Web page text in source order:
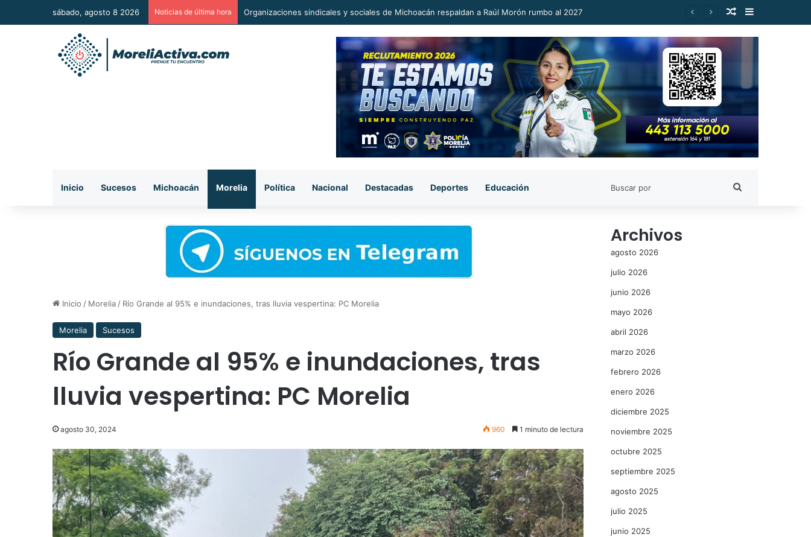
sábado, agosto 8 2026 Noticias de última hora De manera sorpresiva, pasaje del transporte público subió a 12 pesos. Publicación al
Barra lateral
Inicio Sucesos Michoacán Morelia Política Nacional Destacadas Deportes Educación
Inicio / Morelia / Río Grande al 95% e inundaciones, tras lluvia vespertina: PC Morelia
Morelia Sucesos
Río Grande al 95% e inundaciones, tras
lluvia vespertina: PC Morelia
agosto 30, 2024 960 1 minuto de lectura
Archivos
agosto 2026
julio 2026
junio 2026
mayo 2026
abril 2026
marzo 2026
febrero 2026
enero 2026
diciembre 2025
noviembre 2025
octubre 2025
septiembre 2025
agosto 2025
julio 2025
junio 2025